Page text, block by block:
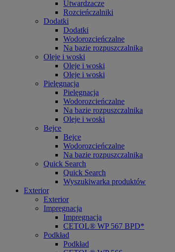
Utwardzacze
Rozcieńczalniki
Dodatki
Dodatki
Wodorozcieńczalne
Na bazie rozpuszczalnika
Oleje i woski
Oleje i woski
Oleje i woski
Pielęgnacja
Pielęgnacja
Wodorozcieńczalne
Na bazie rozpuszczalnika
Oleje i woski
Bejce
Bejce
Wodorozcieńczalne
Na bazie rozpuszczalnika
Quick Search
Quick Search
Wyszukiwarka produktów
Exterior
Exterior
Impregnacja
Impregnacja
CETOL® WP 567 BPD*
Podkład
Podkład